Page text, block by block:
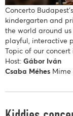
Concerto
kindergarten and
the world around
playful, interactive
Topic of our concert
Host: Gábor Iván
Csaba Méhes Mime